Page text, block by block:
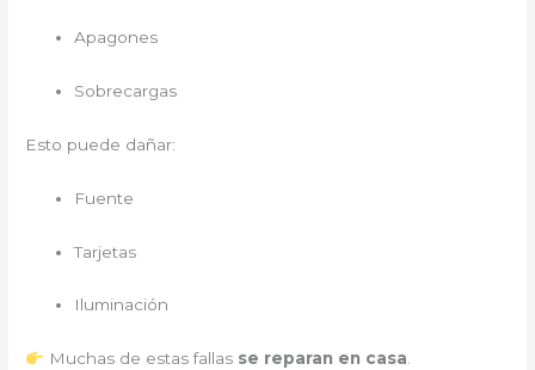
Apagones
Sobrecargas
Esto puede dañar:
Fuente
Tarjetas
Iluminación
Muchas de estas fallas se reparan en casa.